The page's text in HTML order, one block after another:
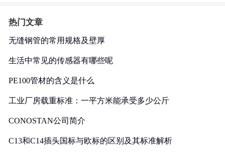
热门文章
无缝钢管的常用规格及壁厚
生活中常见的传感器有哪些呢
PE100管材的含义是什么
工业厂房载重标准：一平方米能承受多少公斤
CONOSTAN公司简介
C13和C14插头国标与欧标的区别及其标准解析